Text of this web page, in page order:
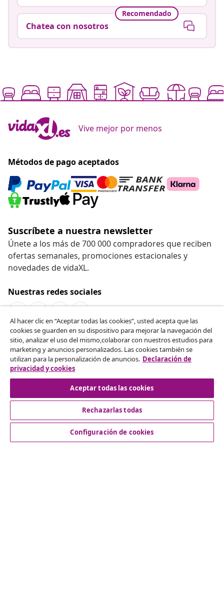
Recomendado
Chatea con nosotros
Vive mejor por menos
Métodos de pago aceptados
Suscríbete a nuestra newsletter
Únete a los más de 700 000 compradores que reciben
ofertas semanales, promociones estacionales y
novedades de vidaXL.
Nuestras redes sociales
Desistir del contrato
Solicita la cancelación de tu pedido.
Desistir del contrato
Servicio al Cliente
Al hacer clic en “Aceptar todas las cookies”, usted acepta que las
cookies se guarden en su dispositivo para mejorar la navegación del
sitio, analizar el uso del mismo,colaborar con nuestros estudios para
marketing y anuncios personalizados. Las cookies también se
utilizan para la personalización de anuncios. Declaración de
privacidad y cookies
Aceptar todas las cookies
Rechazarlas todas
Configuración de cookies